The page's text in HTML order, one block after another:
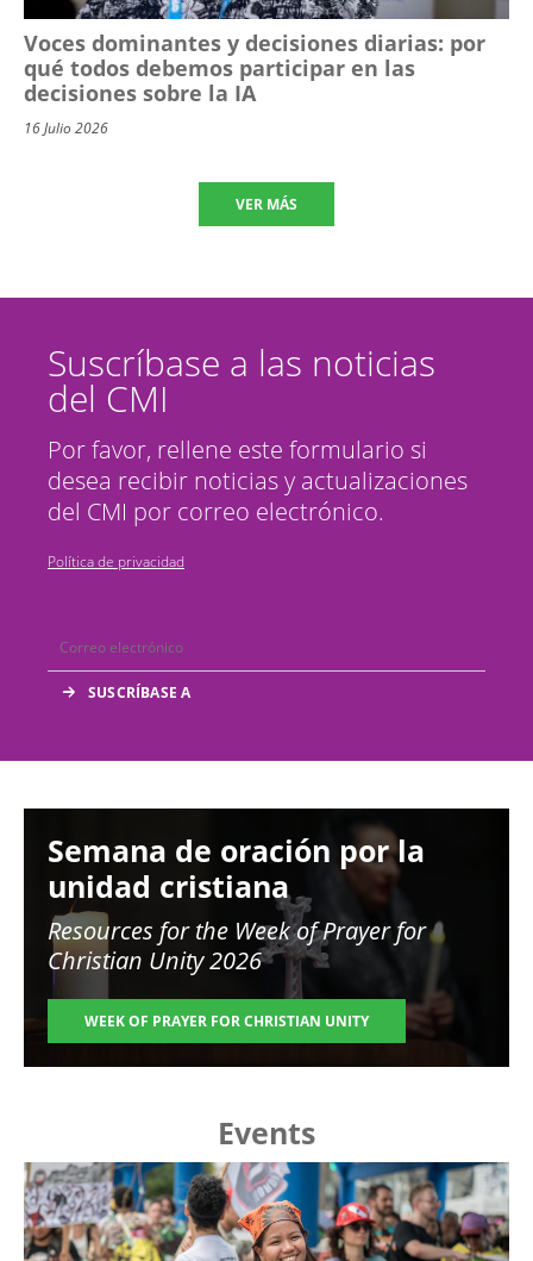
Voces dominantes y decisiones diarias: por
qué todos debemos participar en las
decisiones sobre la IA
16 Julio 2026
VER MÁS
Suscríbase a las noticias
del CMI
Por favor, rellene este formulario si
desea recibir noticias y actualizaciones
del CMI por correo electrónico.
Política de privacidad
Semana de oración por la
unidad cristiana
Resources for the Week of Prayer for
Christian Unity 2026
WEEK OF PRAYER FOR CHRISTIAN UNITY
Events
Image